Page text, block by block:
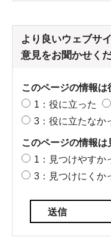
より良いウェブサ
意見をお聞かせく
このページの情報は
1：役に立った
3：役に立たなか
このページの情報は
1：見つけやすか
3：見つけにくか